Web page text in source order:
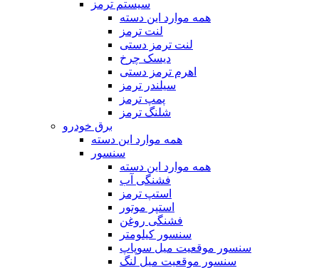
سیستم ترمز
همه موارد این دسته
لنت ترمز
لنت ترمز دستی
دیسک چرخ
اهرم ترمز دستی
سیلندر ترمز
پمپ ترمز
شلنگ ترمز
برق خودرو
همه موارد این دسته
سنسور
همه موارد این دسته
فشنگی آب
استپ ترمز
استپر موتور
فشنگی روغن
سنسور کیلومتر
سنسور موقعیت میل سوپاپ
سنسور موقعیت میل لنگ